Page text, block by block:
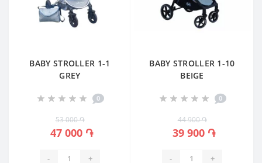
BABY STROLLER 1-1
GREY
0
53 000 ֏
47 000 ֏
- +
BABY STROLLER 1-10
BEIGE
0
44 900 ֏
39 900 ֏
- +